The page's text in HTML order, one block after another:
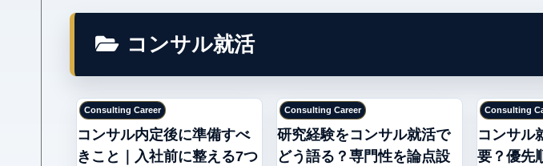
コンサル就活
Consulting Career
コンサル内定後に準備すべ
きこと｜入社前に整える7つ
Consulting Career
研究経験をコンサル就活で
どう語る？専門性を論点設
Consulting
コンサル
要？優先